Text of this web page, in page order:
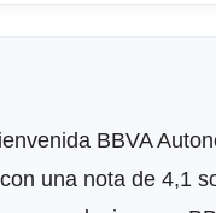
BBVA
una nota de 4,1